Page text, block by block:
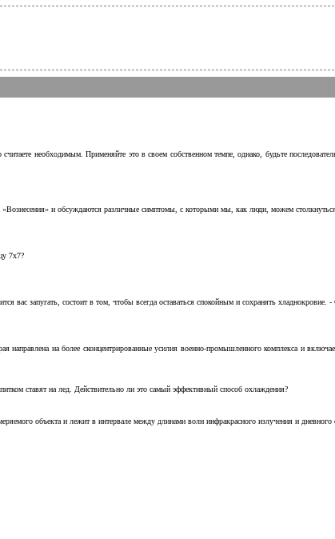
необходимым. Применяйте это в своем собственном темпе, однако, будьте
и обсуждаются различные симптомы, с которыми мы, как люди, можем
7х7?
вас запугать, состоит в том, чтобы всегда оставаться спокойным и сохранять хладнокровие.
направлена на более сконцентрированные усилия военно-промышленного комплекса и
ставят на лед. Действительно ли это самый эффективный способ охлаждения?
объекта и лежит в интервале между длинами волн инфракрасного излучения и дневного